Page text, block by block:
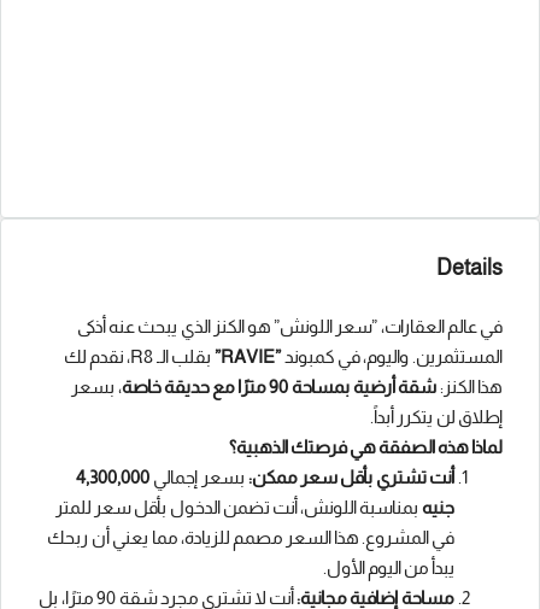
Details
في عالم العقارات، ”سعر اللونش” هو الكنز الذي يبحث عنه أذكى
المستثمرين. واليوم، في كمبوند”RAVIE”
بقلب الـ R8، نقدم لك
هذا الكنز: شقة أرضية بمساحة 90 مترًا مع حديقة خاصة
، بسعر
إطلاق لن يتكرر أبداً.
لماذا هذه الصفقة هي فرصتك الذهبية؟
أنت تشتري بأقل سعر ممكن: بسعر إجمالي 4,300,000
جنيه بمناسبة اللونش، أنت تضمن الدخول بأقل سعر للمتر
في المشروع. هذا السعر مصمم للزيادة، مما يعني أن ربحك
يبدأ من اليوم الأول.
مساحة إضافية مجانية:
أنت لا تشتري مجرد شقة 90 مترًا، بل